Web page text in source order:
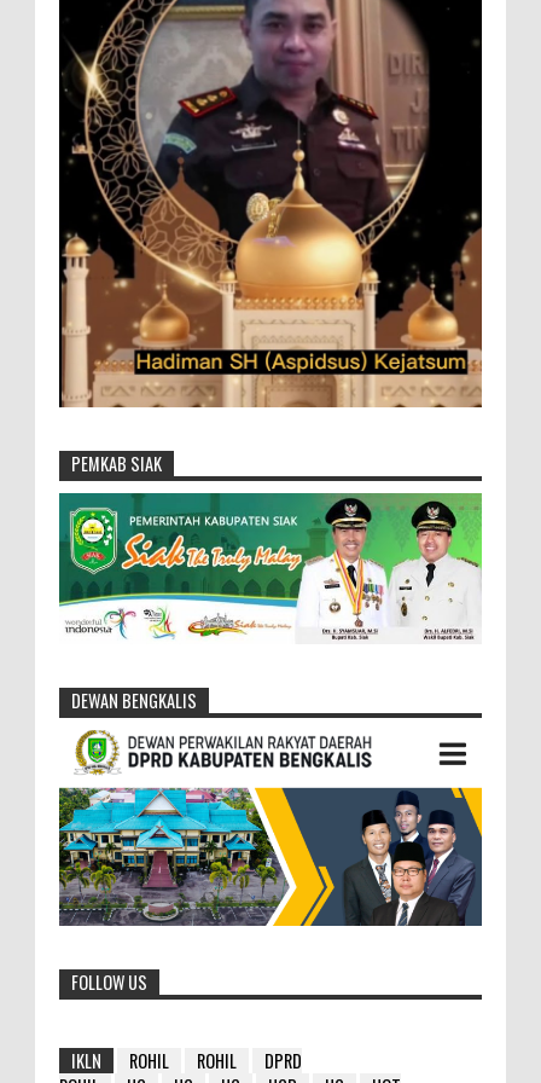
PEMKAB SIAK
DEWAN BENGKALIS
FOLLOW US
IKLN ROHIL ROHIL
DPRD